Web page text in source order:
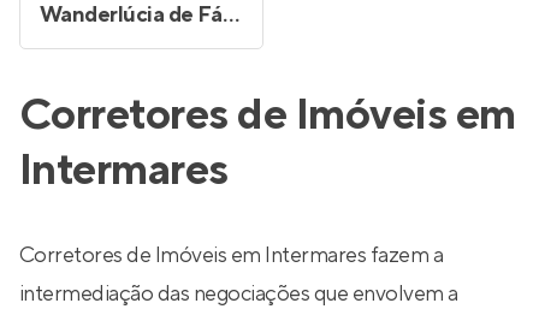
Wanderlúcia de Fátima Brito Bezerra
Corretores de Imóveis em
Intermares
Corretores de Imóveis em Intermares fazem a
intermediação das negociações que envolvem a